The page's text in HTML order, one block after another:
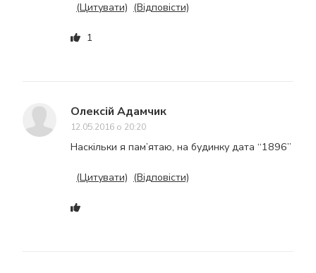
(Цитувати) (Відповісти)
1
Олексій Адамчик
12.05.2016 о 20:20
Наскільки я пам’ятаю, на будинку дата “1896”
(Цитувати) (Відповісти)